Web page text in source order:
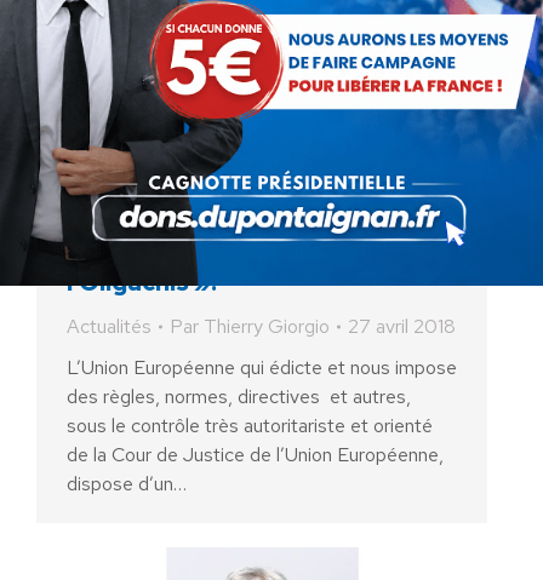
L’ Union Européenne, c’est «
l’Oligâchis ».
Actualités Par Thierry Giorgio
27 avril 2018
L’Union Européenne qui édicte et nous impose
des règles, normes, directives et autres,
sous le contrôle très autoritariste et orienté
de la Cour de Justice de l’Union Européenne,
dispose d’un…